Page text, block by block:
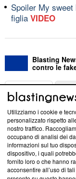
Spoiler My
figlia VIDEO
Blasting
contro le
ABOUT
Questa sezione
News, sui nostri
creare news di
‘Trust Project -
ancora membro del
parte; Trust Project
Utilizziamo i cookie e
personalizzato rispetto
nostro traffico.
occupano di analisi dei
informazioni sul tuo
dispositivo, i quali
fornito loro o che hanno
acconsentire all’uso di